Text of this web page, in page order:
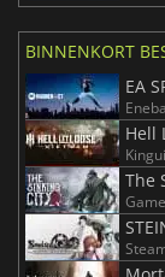
BINNENKORT
EA
Eneba
Hell
The